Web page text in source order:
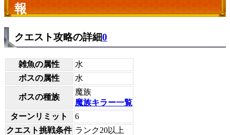
報
クエスト攻略の詳細0
雑魚の属性
水
ボスの属性
水
ボスの種族
魔族
魔族キラー一覧
ターンリミット
6
クエスト挑戦条件 ランク20以上